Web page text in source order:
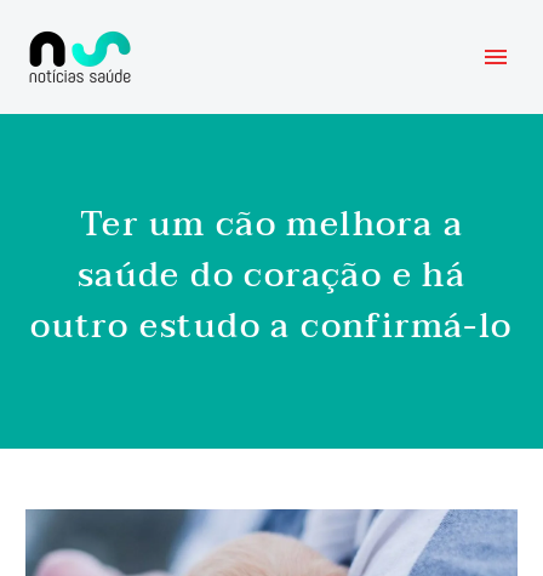
Ter um cão melhora a
saúde do coração e há
outro estudo a confirmá-lo